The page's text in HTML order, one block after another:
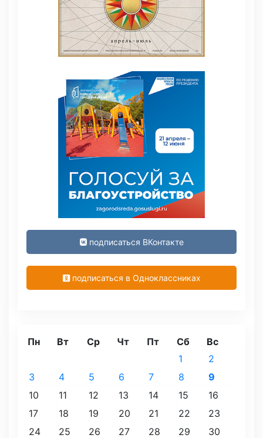
подписаться ВКонтакте
подписаться в Одноклассниках
Пн Вт Ср Чт Пт Сб Вс
1
2
3
4 5 6 7 8
9
10
11 12 13 14 15
16
17
18 19 20 21 22
23
24
25 26 27 28 29
30